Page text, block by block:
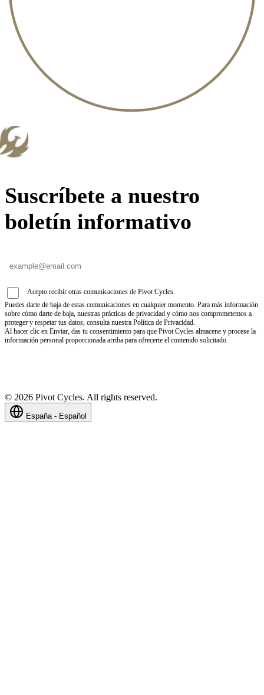
Suscríbete a nuestro
boletín informativo
Acepto recibir otras comunicaciones de Pivot Cycles.
Puedes darte de baja de estas comunicaciones en cualquier momento. Para más información
sobre cómo darte de baja, nuestras prácticas de privacidad y cómo nos comprometemos a
proteger y respetar tus datos, consulta nuestra Política de Privacidad.
Al hacer clic en Enviar, das tu consentimiento para que Pivot Cycles almacene y procese la
información personal proporcionada arriba para ofrecerte el contenido solicitado.
© 2026 Pivot Cycles. All rights reserved.
España - Español